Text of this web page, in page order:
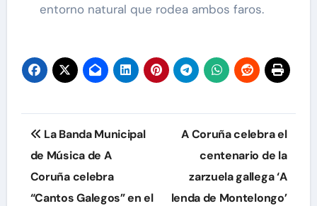
entorno natural que rodea ambos faros.
Navegación
de
entradas
La Banda Municipal
de Música de A
Coruña celebra
“Cantos Galegos” en el
A Coruña celebra el
centenario de la
zarzuela gallega ‘A
lenda de Montelongo’